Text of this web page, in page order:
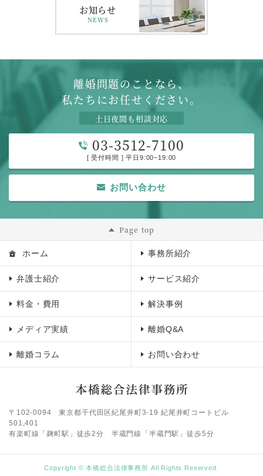
お知らせ
NEWS
離婚問題のことなら、
私たちにお任せください。
土日夜間も相談対応
03-3512-7100
[ 受付時間 ] 平日9:00~19:00
お問い合わせ
Page top
ホーム 事務所紹介
弁護士紹介 サービス紹介
料金・費用 解決事例
メディア実績 離婚Q&A
離婚コラム お問い合わせ
〒102-0094東京都千代田区紀尾井町3-19 紀尾井町コートビル
501,401
有楽町線「麹町駅」徒歩2分 半蔵門線「半蔵門駅」徒歩5分
Copyright © 本橋総合法律事務所 All Rights Reserved.